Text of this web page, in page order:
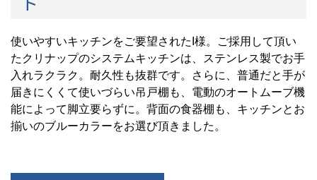
使いやすいキッチンをご要望されたI様。ご採用して頂い
たクリナップのシステムキッチンは、ステンレス製でお手
入れラクラク。耐久性も抜群です。さらに、普通だと手が
届きにくくて使いづらい吊戸棚も、電動のオートムーブ機
能によって脚立要らずに。背面の食器棚も、キッチンとお
揃いのブルーカラーをお選び頂きました。